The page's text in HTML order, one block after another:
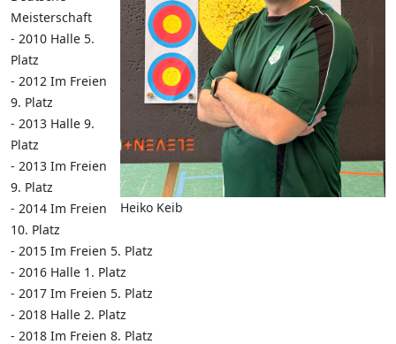
Heiko Keib
Meisterschaft
- 2010 Halle 5.
Platz
- 2012 Im Freien
9. Platz
- 2013 Halle 9.
Platz
- 2013 Im Freien
9. Platz
- 2014 Im Freien
10. Platz
- 2015 Im Freien 5. Platz
- 2016 Halle 1. Platz
- 2017 Im Freien 5. Platz
- 2018 Halle 2. Platz
- 2018 Im Freien 8. Platz